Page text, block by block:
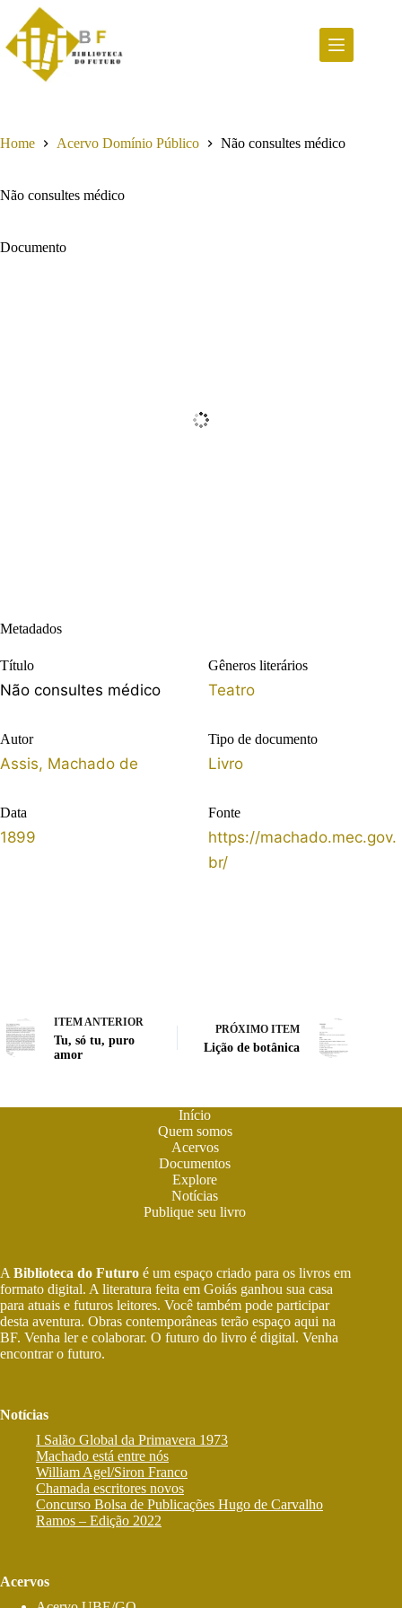
para
conteúdo
Home Acervo Domínio Público Não consultes médico
Não consultes médico
Documento
Metadados
Título
Não consultes médico
Autor
Assis, Machado de
Data
1899
Gêneros literários
Teatro
Tipo de documento
Livro
Fonte
https://machado.mec.gov.
br/
ITEM ANTERIOR
Tu, só tu, puro
amor
PRÓXIMO ITEM
Lição de botânica
Início
Quem somos
Acervos
Documentos
Explore
Notícias
Publique seu livro
A Biblioteca do Futuro é um espaço criado para os livros em
formato digital. A literatura feita em Goiás ganhou sua casa
para atuais e futuros leitores. Você também pode participar
desta aventura. Obras contemporâneas terão espaço aqui na
BF. Venha ler e colaborar. O futuro do livro é digital. Venha
encontrar o futuro.
Notícias
I Salão Global da Primavera 1973
Machado está entre nós
William Agel/Siron Franco
Chamada escritores novos
Concurso Bolsa de Publicações Hugo de Carvalho
Ramos – Edição 2022
Acervos